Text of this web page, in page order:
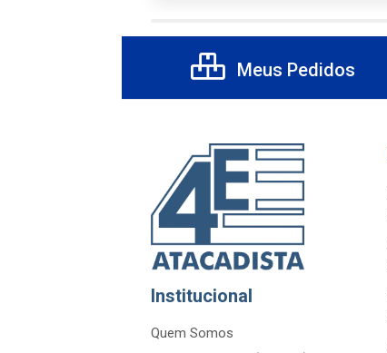
Meus Pedidos
Institucional
Quem Somos